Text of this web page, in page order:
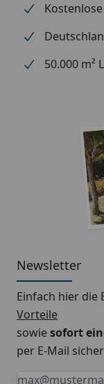
50.000 m²
Newsletter
Einfach hier die
Vorteile
sowiesofort
per E-Mail
Keine Eingabe
Eingabe
E-Mail *